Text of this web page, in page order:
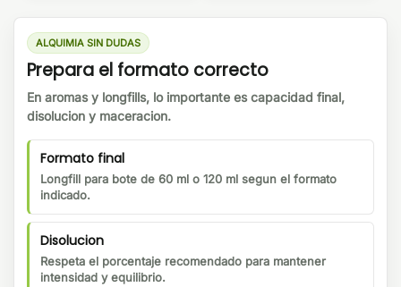
ALQUIMIA SIN DUDAS
Prepara el formato correcto
En aromas y longfills, lo importante es capacidad final,
disolucion y maceracion.
Formato final
Longfill para bote de 60 ml o 120 ml segun el formato
indicado.
Disolucion
Respeta el porcentaje recomendado para mantener
intensidad y equilibrio.